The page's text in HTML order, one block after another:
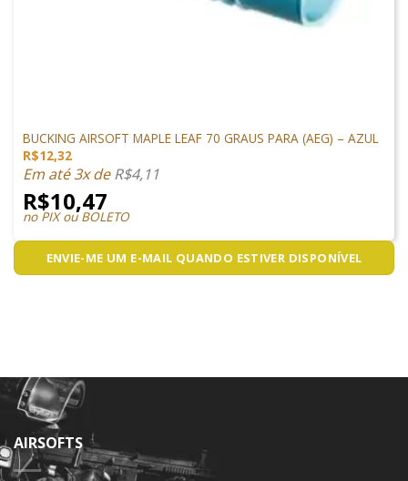
BUCKING AIRSOFT MAPLE LEAF 70 GRAUS PARA (AEG) – AZUL
R$12,32
Em até 3x deR$4,11
R$10,47
no PIX ou BOLETO
ENVIE-ME UM E-MAIL QUANDO ESTIVER DISPONÍVEL
AIRSOFTS